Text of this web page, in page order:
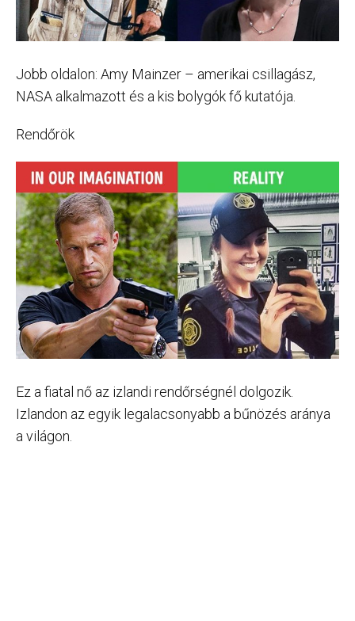
Jobb oldalon: Amy Mainzer – amerikai csillagász,
NASA alkalmazott és a kis bolygók fő kutatója.
Rendőrök
Ez a fiatal nő az izlandi rendőrségnél dolgozik.
Izlandon az egyik legalacsonyabb a bűnözés aránya
a világon.